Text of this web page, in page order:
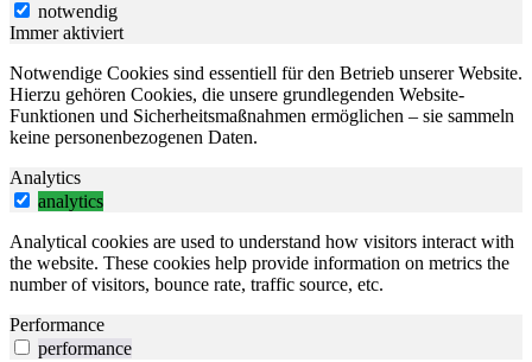
notwendig
Immer aktiviert
Notwendige Cookies sind essentiell für den Betrieb unserer Website.
Hierzu gehören Cookies, die unsere grundlegenden Website-
Funktionen und Sicherheitsmaßnahmen ermöglichen – sie sammeln
keine personenbezogenen Daten.
Analytics
analytics
Analytical cookies are used to understand how visitors interact with
the website. These cookies help provide information on metrics the
number of visitors, bounce rate, traffic source, etc.
Performance
performance